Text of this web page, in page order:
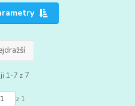
1-7 z 7
z 1